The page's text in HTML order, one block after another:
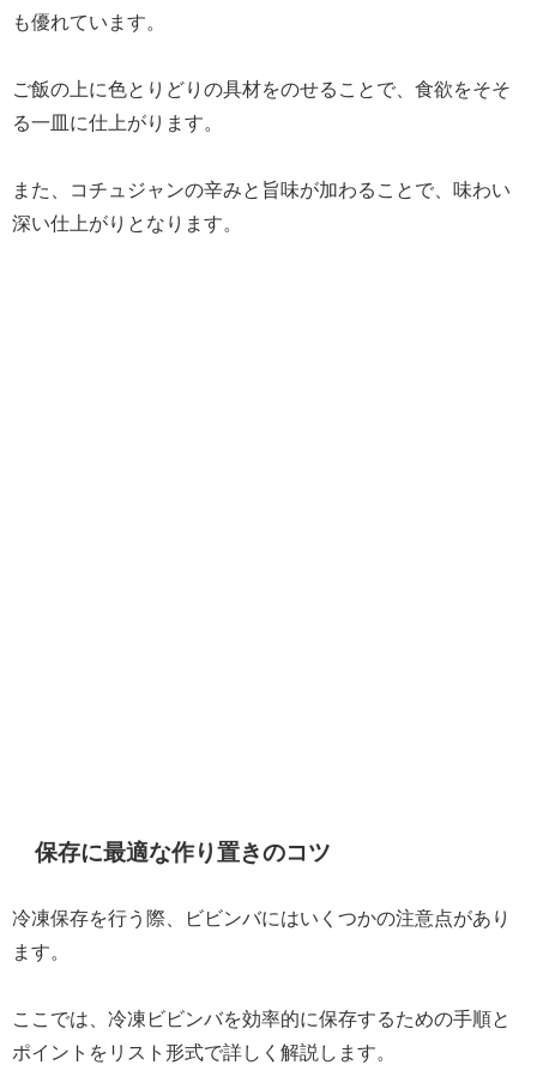
も優れています。
ご飯の上に色とりどりの具材をのせることで、食欲をそそ
る一皿に仕上がります。
また、コチュジャンの辛みと旨味が加わることで、味わい
深い仕上がりとなります。
保存に最適な作り置きのコツ
冷凍保存を行う際、ビビンバにはいくつかの注意点があり
ます。
ここでは、冷凍ビビンバを効率的に保存するための手順と
ポイントをリスト形式で詳しく解説します。